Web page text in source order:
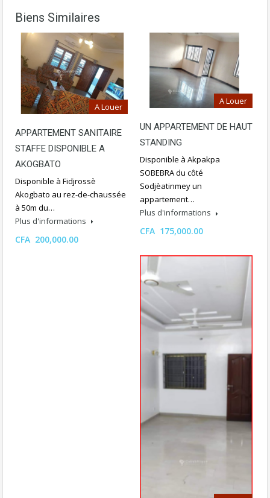
Biens Similaires
A Louer
APPARTEMENT SANITAIRE
STAFFE DISPONIBLE A
AKOGBATO
Disponible à Fidjrossè
Akogbato au rez-de-chaussée
à 50m du…
Plus d'informations
CFA 200,000.00
A Louer
UN APPARTEMENT DE HAUT
STANDING
Disponible à Akpakpa
SOBEBRA du côté
Sodjèatinmey un
appartement…
Plus d'informations
CFA 175,000.00